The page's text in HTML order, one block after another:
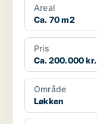
Areal
Ca. 70 m2
Pris
Ca. 200.000 kr.
Område
Løkken